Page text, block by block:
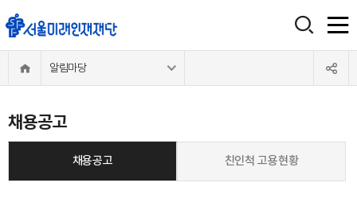
알림마당
채용공고
채용공고 친인척 고용현황